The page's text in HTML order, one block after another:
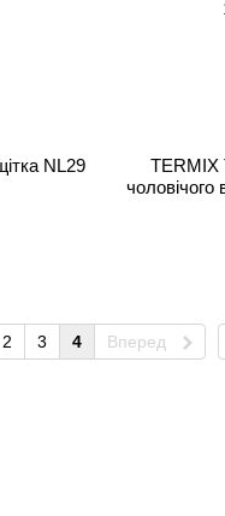
NL29
TERMIX
2 3 4 Вперед